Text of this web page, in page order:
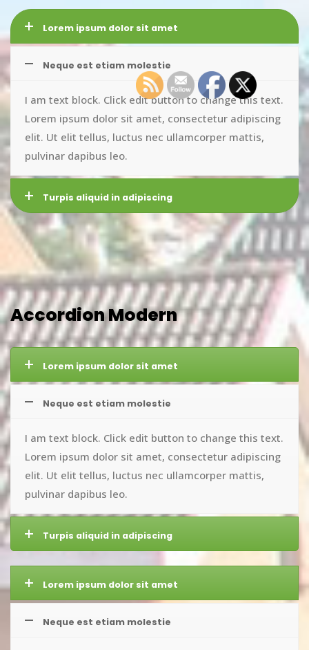
Lorem ipsum dolor sit amet
Neque est etiam molestie
I am text block. Click edit button to change this text.
Lorem ipsum dolor sit amet, consectetur adipiscing
elit. Ut elit tellus, luctus nec ullamcorper mattis,
pulvinar dapibus leo.
Turpis aliquid in adipiscing
Accordion Modern
Lorem ipsum dolor sit amet
Neque est etiam molestie
I am text block. Click edit button to change this text.
Lorem ipsum dolor sit amet, consectetur adipiscing
elit. Ut elit tellus, luctus nec ullamcorper mattis,
pulvinar dapibus leo.
Turpis aliquid in adipiscing
Lorem ipsum dolor sit amet
Neque est etiam molestie